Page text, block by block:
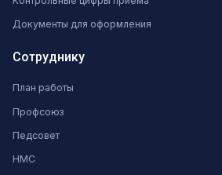
Документы для оформления
Сотруднику
План работы
Профсоюз
Педсовет
НМС